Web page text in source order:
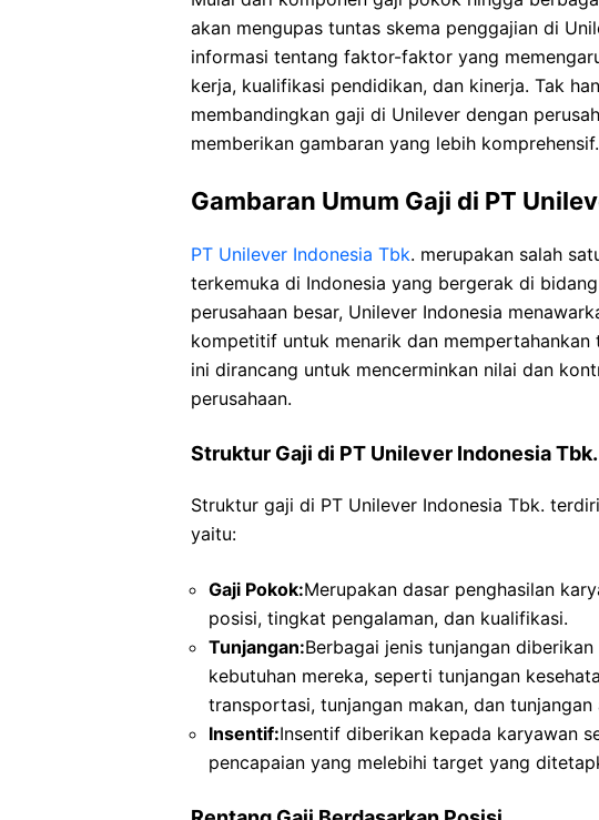
akan mengupas tuntas skema penggajian di
informasi tentang faktor-faktor yang
kerja, kualifikasi pendidikan, dan kinerja. Tak
membandingkan gaji di Unilever dengan
memberikan gambaran yang lebih komprehensif.
Gambaran Umum Gaji di PT
PT Unilever Indonesia Tbk. merupakan salah
terkemuka di Indonesia yang bergerak di
perusahaan besar, Unilever Indonesia
kompetitif untuk menarik dan mempertahankan
ini dirancang untuk mencerminkan nilai dan
perusahaan.
Struktur Gaji di PT Unilever Indonesia Tbk.
Struktur gaji di PT Unilever Indonesia Tbk.
yaitu:
Gaji Pokok:Merupakan dasar penghasilan
posisi, tingkat pengalaman, dan kualifikasi.
Tunjangan:Berbagai jenis tunjangan
kebutuhan mereka, seperti tunjangan
transportasi, tunjangan makan, dan tunjangan
Insentif:Insentif diberikan kepada karyawan
pencapaian yang melebihi target yang